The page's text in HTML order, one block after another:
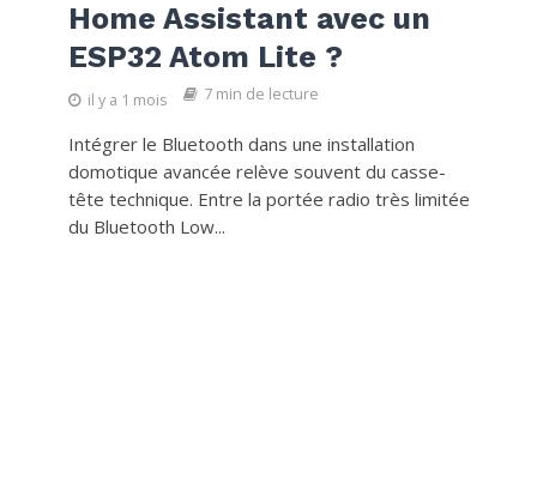
Home Assistant avec un
ESP32 Atom Lite ?
il y a 1 mois 7 min de lecture
Intégrer le Bluetooth dans une installation
domotique avancée relève souvent du casse-
tête technique. Entre la portée radio très limitée
du Bluetooth Low...